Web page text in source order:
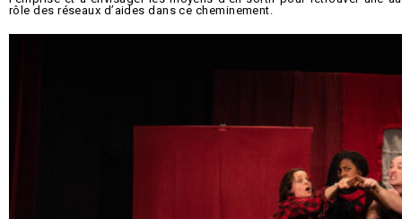
rôle des réseaux d’aides dans ce cheminement.